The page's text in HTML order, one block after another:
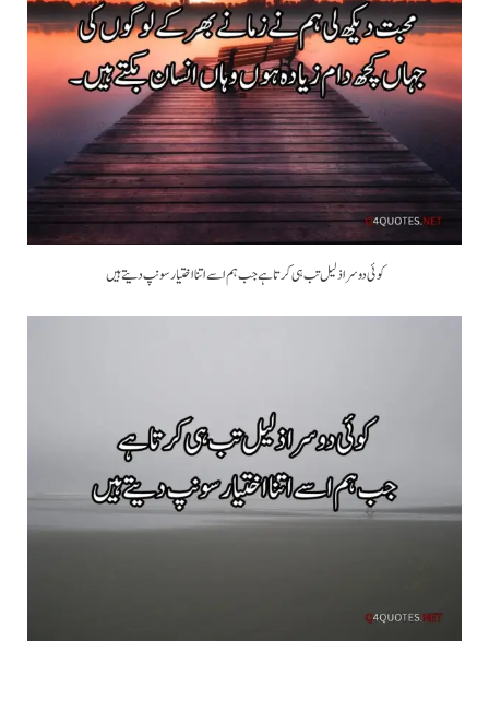
کوئی دوسرا ذلیل تب ہی کرتا ہے جب ہم اسے اتنا اختیار سونپ دیتے ہیں